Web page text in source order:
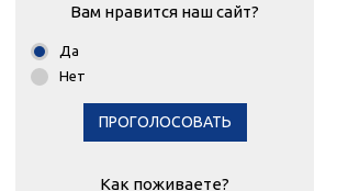
Вам нравится наш сайт?
Да
Нет
ПРОГОЛОСОВАТЬ
Как поживаете?